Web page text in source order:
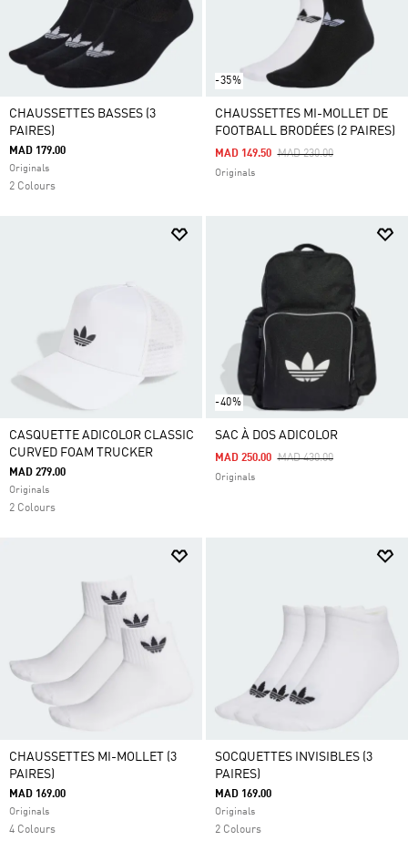
CHAUSSETTES BASSES (3
PAIRES)
MAD 179.00
Originals
2 Colours
-35%
CHAUSSETTES MI-MOLLET DE
FOOTBALL BRODÉES (2 PAIRES)
Price Reduced From
MAD 230.00To
MAD 149.50
Originals
CASQUETTE ADICOLOR CLASSIC
CURVED FOAM TRUCKER
MAD 279.00
Originals
2 Colours
-40%
SAC À DOS ADICOLOR
Price Reduced From
MAD 430.00To
MAD 250.00
Originals
CHAUSSETTES MI-MOLLET (3
PAIRES)
MAD 169.00
Originals
4 Colours
SOCQUETTES INVISIBLES (3
PAIRES)
MAD 169.00
Originals
2 Colours